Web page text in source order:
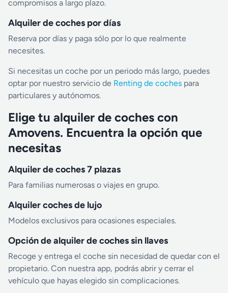
compromisos a largo plazo.
Alquiler de coches por días
Reserva por días y paga sólo por lo que realmente
necesites.
Si necesitas un coche por un periodo más largo, puedes
optar por nuestro servicio de Renting de coches para
particulares y autónomos.
Elige tu alquiler de coches con
Amovens. Encuentra la opción que
necesitas
Alquiler de coches 7 plazas
Para familias numerosas o viajes en grupo.
Alquiler coches de lujo
Modelos exclusivos para ocasiones especiales.
Opción de alquiler de coches sin llaves
Recoge y entrega el coche sin necesidad de quedar con el
propietario. Con nuestra app, podrás abrir y cerrar el
vehículo que hayas elegido sin complicaciones.